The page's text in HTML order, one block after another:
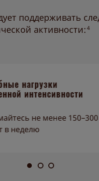
поддерживать
активности: 4
нагрузки
интенсивности
не менее 150–300
в неделю